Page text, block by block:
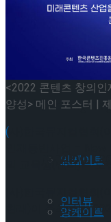
하다.창작
Trending
앙케이트
인터뷰
셰익스피어
하다.창작
막!
Trending Tags
앙케이트
<2022 콘텐츠 창의
양성> 메인 포스터 |
(
의 교육생(멘티)를 모
(사)한국뮤지컬협회(
현래)이 주최하는